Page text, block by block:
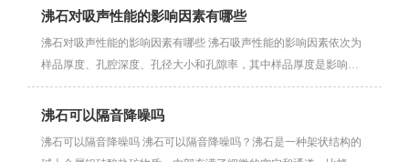
沸石对吸声性能的影响因素有哪些
沸石对吸声性能的影响因素有哪些 沸石吸声性能的影响因素依次为
样品厚度、孔腔深度、孔径大小和孔隙率，其中样品厚度是影响沸
石···
沸石可以隔音降噪吗
沸石可以隔音降噪吗 沸石可以隔音降噪吗？沸石是一种架状结构的